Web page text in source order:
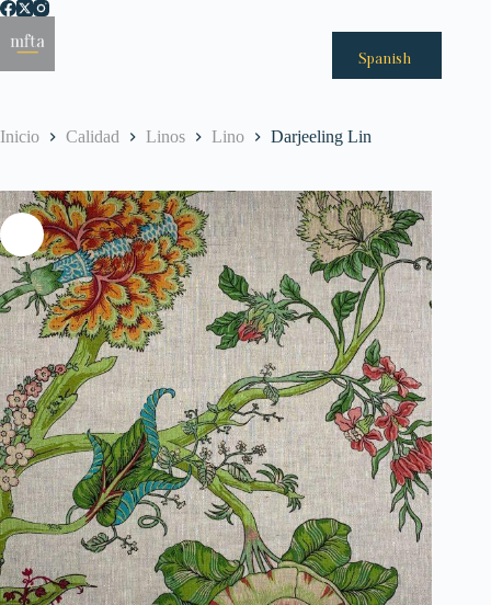
Saltar
contenido
Inicio Calidad Linos Lino Darjeeling Lin
Spanish